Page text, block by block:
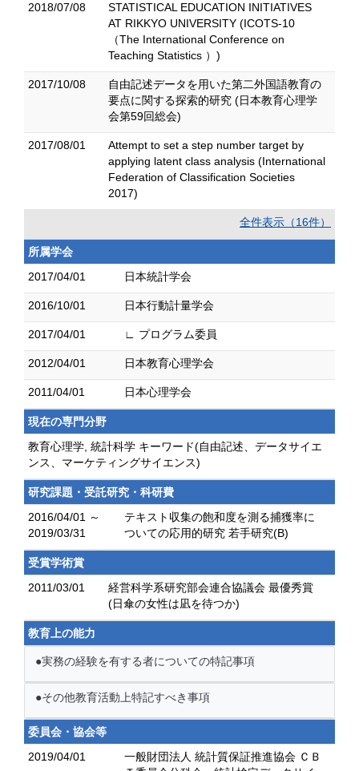
2018/07/08
STATISTICAL EDUCATION INITIATIVES
AT RIKKYO UNIVERSITY (ICOTS-10
（The International Conference on
Teaching Statistics ）)
2017/10/08
自由記述データを用いた第二外国語教育の
要点に関する探索的研究 (日本教育心理学
会第59回総会)
2017/08/01
Attempt to set a step number target by
applying latent class analysis (International
Federation of Classification Societies
2017)
全件表示（16件）
所属学会
2017/04/01
日本統計学会
2016/10/01 日本行動計量学会
2017/04/01 ∟ プログラム委員
2012/04/01 日本教育心理学会
2011/04/01 日本心理学会
現在の専門分野
教育心理学, 統計科学 キーワード(自由記述、データサイエ
ンス、マーケティングサイエンス)
研究課題・受託研究・科研費
2016/04/01 ～
2019/03/31
テキスト収集の飽和度を測る捕獲率に
ついての応用的研究 若手研究(B)
受賞学術賞
2011/03/01
経営科学系研究部会連合協議会 最優秀賞
(日傘の女性は凪を待つか)
教育上の能力
●実務の経験を有する者についての特記事項
●その他教育活動上特記すべき事項
委員会・協会等
2019/04/01
一般財団法人 統計質保証推進協会 ＣＢ